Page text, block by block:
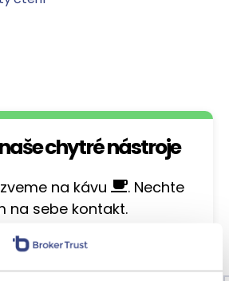
chytré nástroje
na kávu
. Nechte
na sebe kontakt.